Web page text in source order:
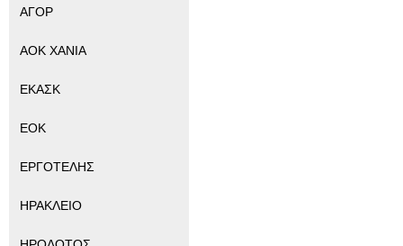
ΑΓΟΡ
ΑΟΚ ΧΑΝΙΑ
ΕΚΑΣΚ
ΕΟΚ
ΕΡΓΟΤΕΛΗΣ
ΗΡΑΚΛΕΙΟ